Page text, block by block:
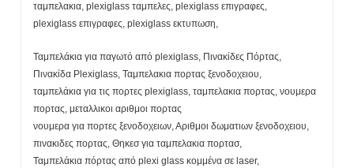
ταμπελακια, plexiglass ταμπελες, plexiglass επιγραφες,
plexiglass επιγραφες, plexiglass εκτυπωση,
Ταμπελάκια για παγωτό από plexiglass, Πινακίδες Πόρτας,
Πινακίδα Plexiglass, Ταμπελακια πορτας ξενοδοχειου,
ταμπελάκια για τις πορτες plexiglass, ταμπελακια πορτας, νουμερα
πορτας, μεταλλικοι αριθμοι πορτας
νουμερα για πορτες ξενοδοχειων, Αριθμοι δωματιων ξενοδοχειου,
πινακιδες πορτας, Θηκεσ για ταμπελακια πορτασ,
Ταμπελάκια πόρτας από plexi glass κομμένα σε laser,